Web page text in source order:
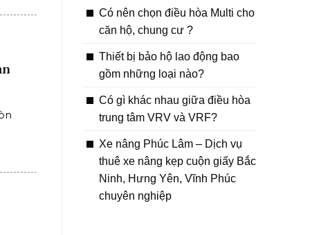
Có nên chọn điều hòa Multi cho
căn hộ, chung cư ?
Thiết bị bảo hộ lao động bao
gồm những loại nào?
Có gì khác nhau giữa điều hòa
trung tâm VRV và VRF?
Xe nâng Phúc Lâm – Dịch vụ
thuê xe nâng kẹp cuộn giấy Bắc
Ninh, Hưng Yên, Vĩnh Phúc
chuyên nghiệp